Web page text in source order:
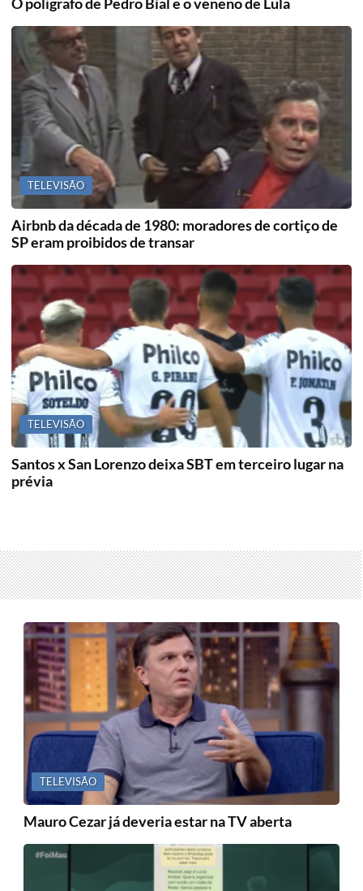
TELEVISÃO
Airbnb da década de 1980: moradores de cortiço de
SP eram proibidos de transar
TELEVISÃO
Santos x San Lorenzo deixa SBT em terceiro lugar na
prévia
TELEVISÃO
Mauro Cezar já deveria estar na TV aberta